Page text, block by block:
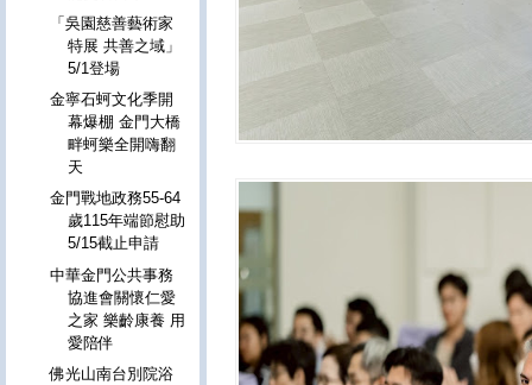
「吳園慈善藝術家
特展 共善之域」
5/1登場
金寧石蚵文化季開
幕爆棚 金門大橋
畔蚵樂全開嗨翻
天
金門戰地政務55-64
歲115年端節慰助
5/15截止申請
中華金門公共事務
協進會關懷仁愛
之家 樂齡康養 用
愛陪伴
佛光山南台別院浴